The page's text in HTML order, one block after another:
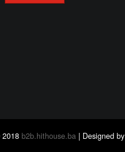
b2b.hithouse.ba | Designed by